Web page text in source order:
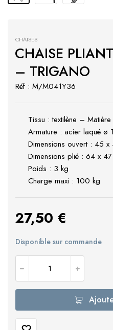
CHAISES
CHAISE
– TRIGANO
Réf : M/M041Y36
Tissu : textilène – Matière
Armature : acier laqué ø
Dimensions ouvert : 45
Dimensions plié : 64 x
Poids : 3 kg
Charge maxi : 100 kg
27,50 €
Disponible sur commande